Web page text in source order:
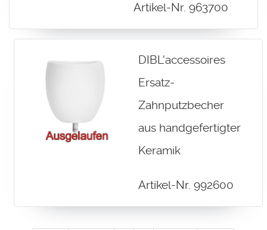
Artikel-Nr. 963700
DIBL'accessoires
Ersatz-
Zahnputzbecher
aus handgefertigter
Keramik
Artikel-Nr. 992600